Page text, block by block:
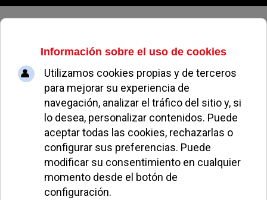
Jueves, 06 de agosto de 2026
Reconocimiento municipal al Club
de Natación Pozuelo tras su
ascenso a Primera División
Nacional
MIGUEL MUÑOZ AYTO DE POZUELO DEPORTES 05 MARZO 2024